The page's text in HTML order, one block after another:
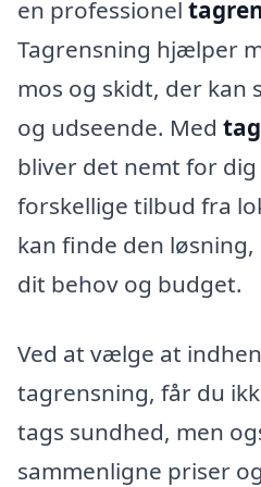
en professionel
Tagrensning hjælper
mos og skidt, der kan
og udseende. Med
bliver det nemt for
forskellige tilbud fra
kan finde den
dit behov og budget.
Ved at vælge at
tagrensning, får du
tags sundhed, men
sammenligne priser